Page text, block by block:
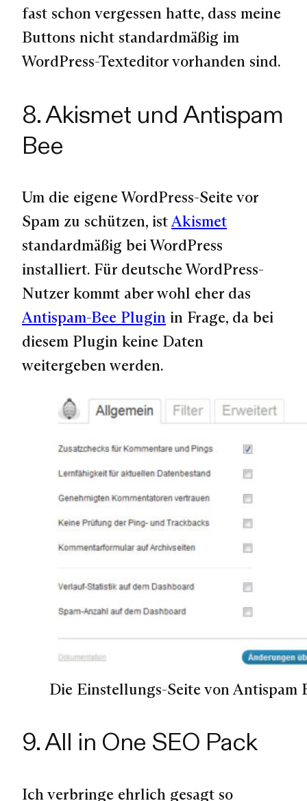
fast schon vergessen hatte, dass meine
Buttons nicht standardmäßig im
WordPress-Texteditor vorhanden sind.
8. Akismet und Antispam
Bee
Um die eigene WordPress-Seite vor
Spam zu schützen, istAkismet
standardmäßig bei WordPress
installiert. Für deutsche WordPress-
Nutzer kommt aber wohl eher das
Antispam-Bee Plugin in Frage, da bei
diesem Plugin keine Daten
weitergeben werden.
Die Einstellungs-Seite von Antispam
9. All in One SEO Pack
Ich verbringe ehrlich gesagt so